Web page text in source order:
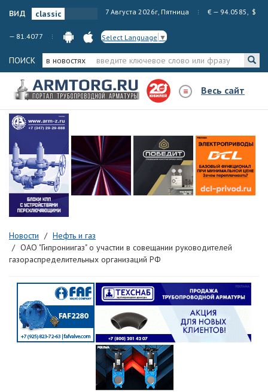
вид 7 Августа 2026г, Пятница € — 94.0585, $
— 81.4077 Select Language ▼
ПОИСК в новостях
Весь сайт
Новости
Нефть и газ
ОАО "Гипрониигаз" о участии в совещании руководителей
газораспределительных организаций РФ